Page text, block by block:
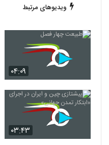
ویدیوهای مرتبط
۰۴:۰۹
۰۳:۴۳